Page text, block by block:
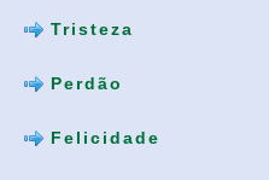
Tristeza
Perdão
Felicidade